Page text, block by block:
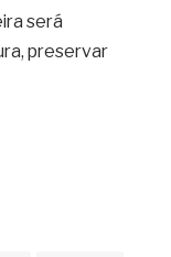
será
preservar